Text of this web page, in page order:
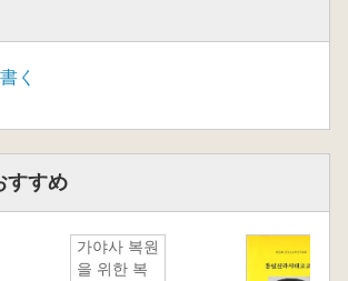
く
すすめ
가야사 복원
을 위한 복